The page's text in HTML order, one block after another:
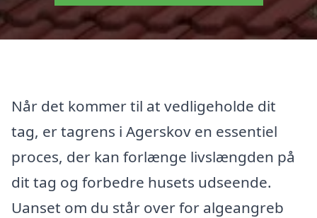
Når det kommer til at vedligeholde dit
tag, er tagrens i Agerskov en essentiel
proces, der kan forlænge livslængden på
dit tag og forbedre husets udseende.
Uanset om du står over for algeangreb